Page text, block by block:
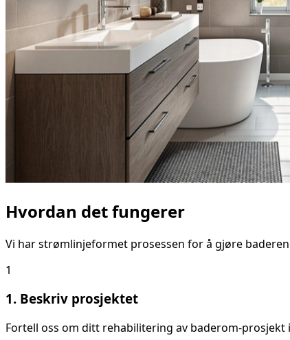
Hvordan det fungerer
Vi har strømlinjeformet prosessen for å gjøre
1
1. Beskriv prosjektet
Fortell oss om ditt rehabilitering av baderom-prosjekt i